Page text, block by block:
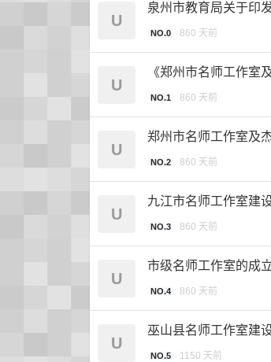
U
泉州市教育局关于印
NO.0 860 天前
U
《郑州市名师工作室
NO.1 860 天前
U
郑州市名师工作室及
NO.2 860 天前
U
九江市名师工作室建
NO.3 860 天前
U
市级名师工作室的成
NO.4 860 天前
U
巫山县名师工作室建
NO.5 1150 天前